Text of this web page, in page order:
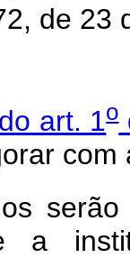
de 23
art. 1o
serão
a